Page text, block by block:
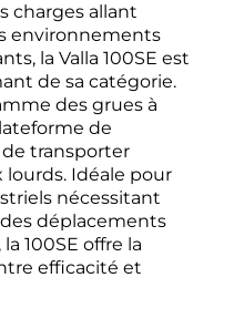
charges allant
environnements
la Valla 100SE est
de sa catégorie.
des grues à
de
transporter
Idéale pour
nécessitant
déplacements
100SE offre la
efficacité et